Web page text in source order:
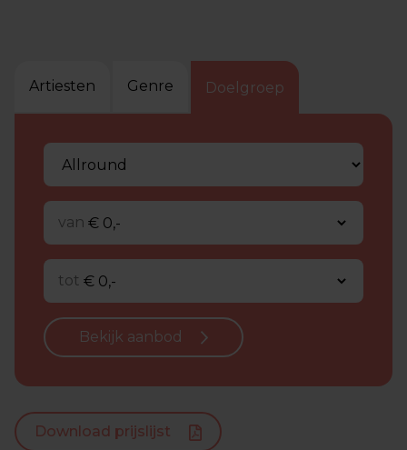
Artiesten Genre Doelgroep
van
tot
Bekijk aanbod
Download prijslijst